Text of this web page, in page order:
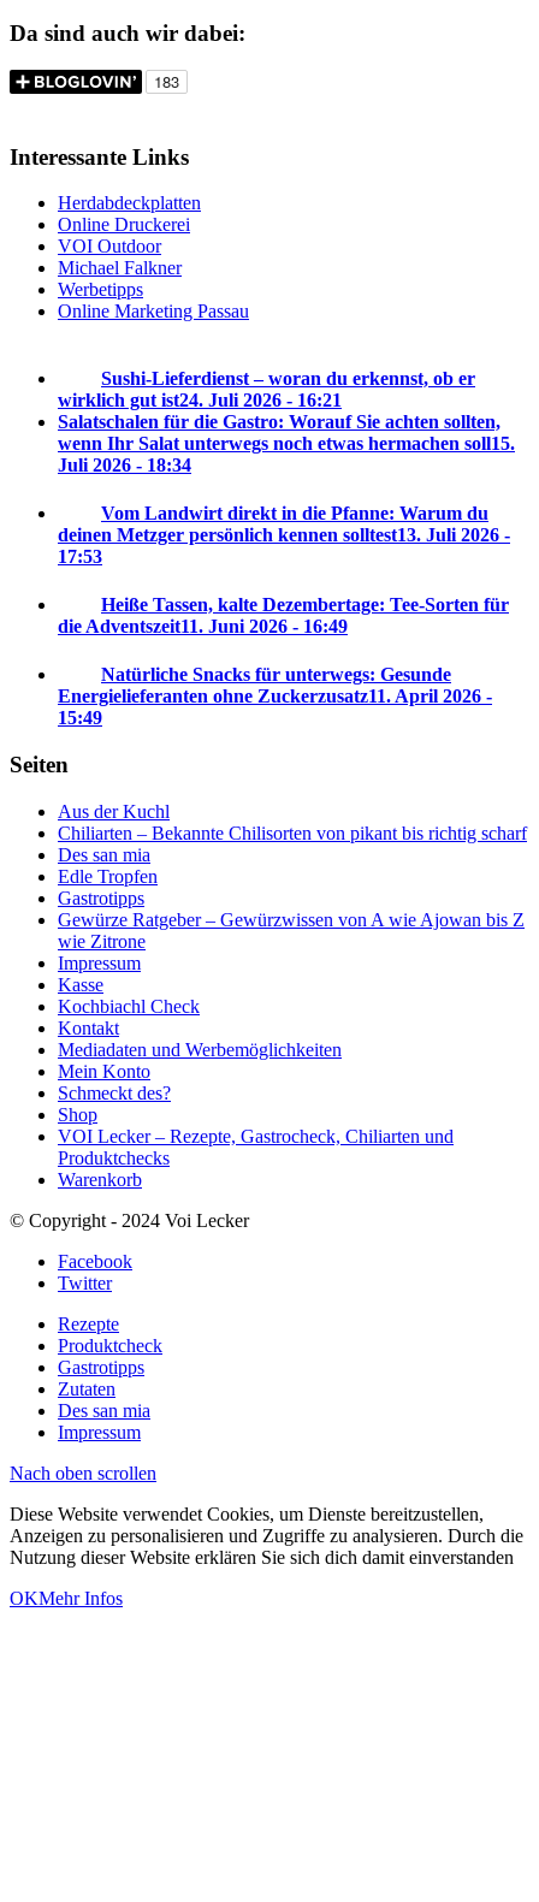
Da sind auch wir dabei:
Interessante Links
Herdabdeckplatten
Online Druckerei
VOI Outdoor
Michael Falkner
Werbetipps
Online Marketing Passau
Sushi-Lieferdienst – woran du erkennst, ob er
wirklich gut ist24. Juli 2026 - 16:21
Salatschalen für die Gastro: Worauf Sie achten sollten,
wenn Ihr Salat unterwegs noch etwas hermachen soll15.
Juli 2026 - 18:34
Vom Landwirt direkt in die Pfanne: Warum du
deinen Metzger persönlich kennen solltest13. Juli 2026 -
17:53
Heiße Tassen, kalte Dezembertage: Tee-Sorten für
die Adventszeit11. Juni 2026 - 16:49
Natürliche Snacks für unterwegs: Gesunde
Energielieferanten ohne Zuckerzusatz11. April 2026 -
15:49
Seiten
Aus der Kuchl
Chiliarten – Bekannte Chilisorten von pikant bis richtig scharf
Des san mia
Edle Tropfen
Gastrotipps
Gewürze Ratgeber – Gewürzwissen von A wie Ajowan bis Z
wie Zitrone
Impressum
Kasse
Kochbiachl Check
Kontakt
Mediadaten und Werbemöglichkeiten
Mein Konto
Schmeckt des?
Shop
VOI Lecker – Rezepte, Gastrocheck, Chiliarten und
Produktchecks
Warenkorb
© Copyright - 2024 Voi Lecker
Facebook
Twitter
Rezepte
Produktcheck
Gastrotipps
Zutaten
Des san mia
Impressum
Nach oben scrollen
Diese Website verwendet Cookies, um Dienste bereitzustellen,
Anzeigen zu personalisieren und Zugriffe zu analysieren. Durch die
Nutzung dieser Website erklären Sie sich dich damit einverstanden
OKMehr Infos